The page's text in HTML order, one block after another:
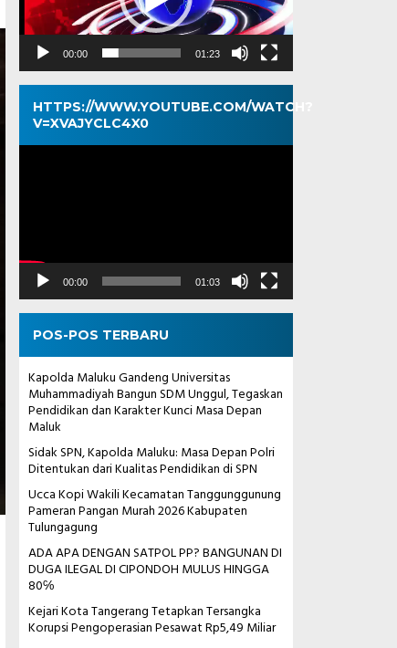
00:00 01:23
HTTPS://WWW.YOUTUBE.COM/WATCH?
V=XVAJYCLC4X0
Pemutar
00:00 01:03
POS-POS TERBARU
Kapolda Maluku Gandeng Universitas
Muhammadiyah Bangun SDM Unggul, Tegaskan
Pendidikan dan Karakter Kunci Masa Depan
Maluk
Sidak SPN, Kapolda Maluku: Masa Depan Polri
Ditentukan dari Kualitas Pendidikan di SPN
Ucca Kopi Wakili Kecamatan Tanggunggunung
Pameran Pangan Murah 2026 Kabupaten
Tulungagung
ADA APA DENGAN SATPOL PP? BANGUNAN DI
DUGA ILEGAL DI CIPONDOH MULUS HINGGA
80℅
Kejari Kota Tangerang Tetapkan Tersangka
Korupsi Pengoperasian Pesawat Rp5,49 Miliar